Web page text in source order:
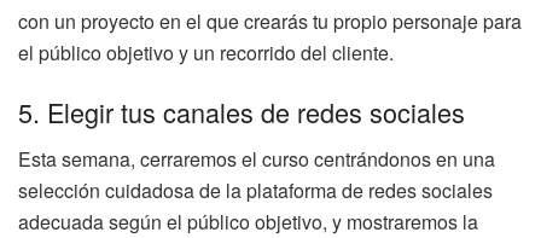
con un proyecto en el que crearás tu propio personaje para
el público objetivo y un recorrido del cliente.
5. Elegir tus canales de redes sociales
Esta semana, cerraremos el curso centrándonos en una
selección cuidadosa de la plataforma de redes sociales
adecuada según el público objetivo, y mostraremos la